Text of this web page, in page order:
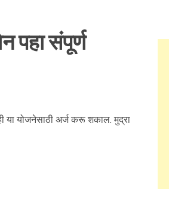
पहा संपूर्ण
या योजनेसाठी अर्ज करू शकाल. मुद्रा